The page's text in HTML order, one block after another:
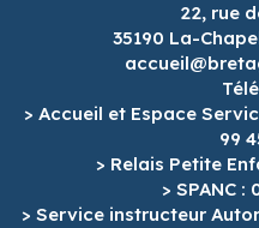
22, rue
35190 La-
> Accueil et Espace
99
> Relais Petite
> SPANC :
> Service instructeur